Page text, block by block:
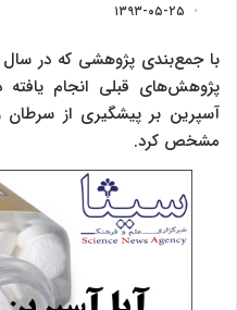
۱۳۹۳-۰۵-۲۵
پژوهش‌های قبلی انجام یافته
آسپرین بر پیشگیری از
مشخص کرد.